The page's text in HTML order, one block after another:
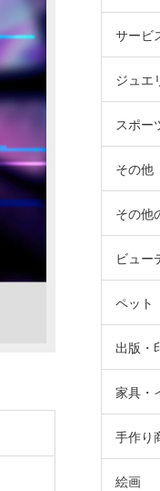
サービ
ジュエ
スポー
その他
その他
ビュー
ペット
出版・
家具・
手作り
絵画